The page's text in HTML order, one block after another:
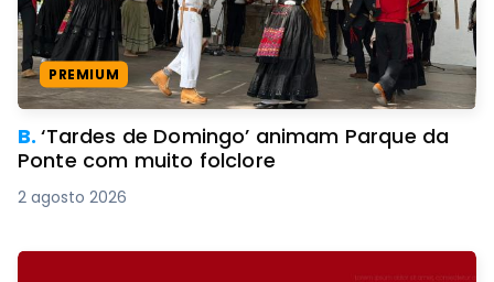
PREMIUM
B.‘Tardes de Domingo’ animam Parque da
Ponte com muito folclore
2 agosto 2026